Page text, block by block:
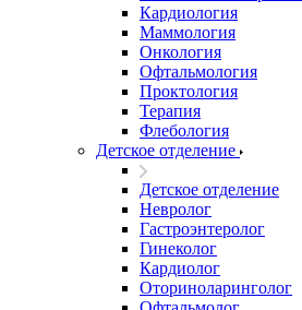
Кардиология
Маммология
Онкология
Офтальмология
Проктология
Терапия
Флебология
Детское отделение
Детское отделение
Невролог
Гастроэнтеролог
Гинеколог
Кардиолог
Оториноларинголог